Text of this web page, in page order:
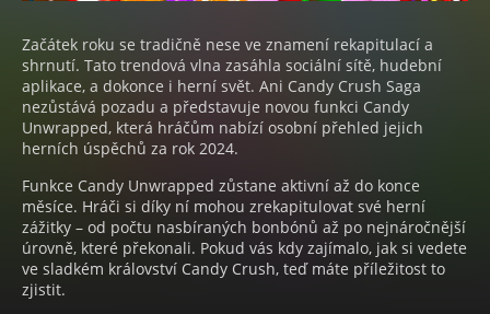
Začátek roku se tradičně nese ve znamení rekapitulací a
shrnutí. Tato trendová vlna zasáhla sociální sítě, hudební
aplikace, a dokonce i herní svět. Ani Candy Crush Saga
nezůstává pozadu a představuje novou funkci Candy
Unwrapped, která hráčům nabízí osobní přehled jejich
herních úspěchů za rok 2024.
Funkce Candy Unwrapped zůstane aktivní až do konce
měsíce. Hráči si díky ní mohou zrekapitulovat své herní
zážitky – od počtu nasbíraných bonbónů až po nejnáročnější
úrovně, které překonali. Pokud vás kdy zajímalo, jak si vedete
ve sladkém království Candy Crush, teď máte příležitost to
zjistit.